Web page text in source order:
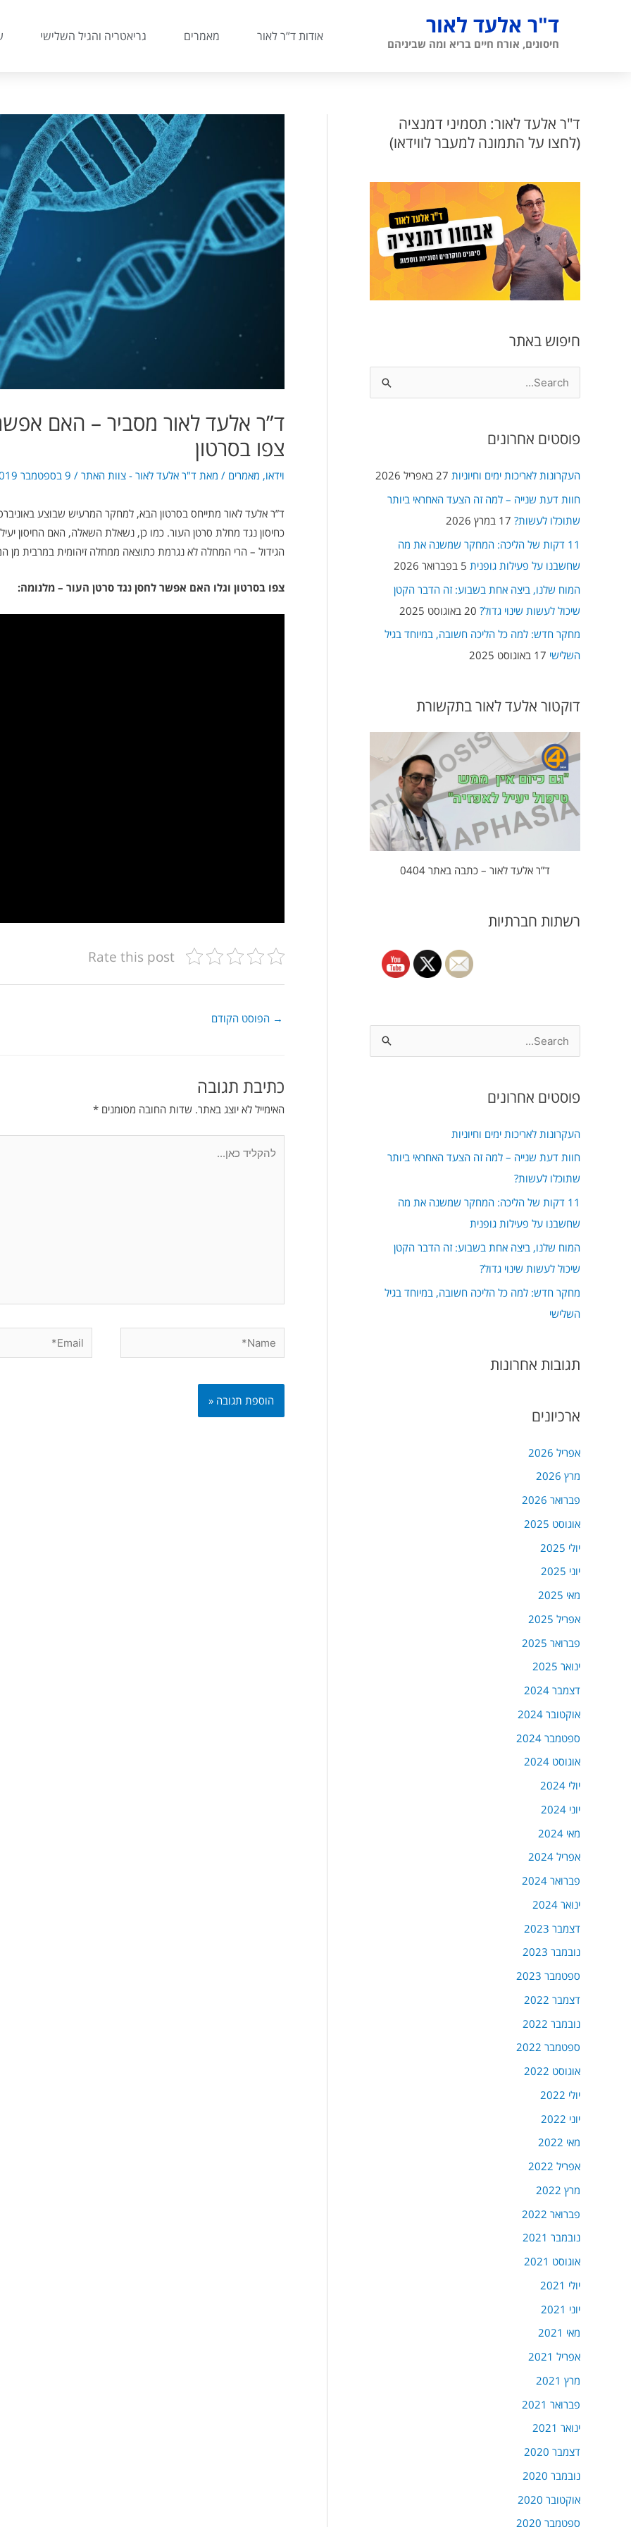
ד"ר אלעד לאור
חיסונים, אורח חיים בריא ומה שביניהם אודות ד”ר לאור מאמרים גריאטריה והגיל השלישי
ד"ר אלעד לאור: תסמיני דמנציה
(לחצו על התמונה למעבר לווידאו)
חיפוש באתר
r
c
פוסטים אחרונים
העקרונות לאריכות ימים וחיוניות 27 באפריל 2026
חוות דעת שנייה – למה זה הצעד האחראי ביותר
שתוכלו לעשות? 17 במרץ 2026
11 דקות של הליכה: המחקר שמשנה את מה
שחשבנו על פעילות גופנית 5 בפברואר 2026
המוח שלנו, ביצה אחת בשבוע: זה הדבר הקטן
שיכול לעשות שינוי גדול? 20 באוגוסט 2025
מחקר חדש: למה כל הליכה חשובה, במיוחד בגיל
השלישי 17 באוגוסט 2025
דוקטור אלעד לאור בתקשורת
ד”ר אלעד לאור – כתבה באתר 0404
רשתות חברתיות
r
c
פוסטים אחרונים
העקרונות לאריכות ימים וחיוניות
חוות דעת שנייה – למה זה הצעד האחראי ביותר
שתוכלו לעשות?
11 דקות של הליכה: המחקר שמשנה את מה
שחשבנו על פעילות גופנית
המוח שלנו, ביצה אחת בשבוע: זה הדבר הקטן
שיכול לעשות שינוי גדול?
מחקר חדש: למה כל הליכה חשובה, במיוחד בגיל
השלישי
תגובות אחרונות
ארכיונים
אפריל 2026
מרץ 2026
פברואר 2026
אוגוסט 2025
יולי 2025
יוני 2025
מאי 2025
אפריל 2025
פברואר 2025
ינואר 2025
דצמבר 2024
אוקטובר 2024
ספטמבר 2024
אוגוסט 2024
יולי 2024
יוני 2024
מאי 2024
אפריל 2024
פברואר 2024
ינואר 2024
דצמבר 2023
נובמבר 2023
ספטמבר 2023
דצמבר 2022
נובמבר 2022
ספטמבר 2022
אוגוסט 2022
יולי 2022
יוני 2022
מאי 2022
אפריל 2022
מרץ 2022
פברואר 2022
נובמבר 2021
אוגוסט 2021
יולי 2021
יוני 2021
מאי 2021
אפריל 2021
מרץ 2021
פברואר 2021
ינואר 2021
דצמבר 2020
נובמבר 2020
אוקטובר 2020
ספטמבר 2020
ד”ר אלעד לאור מסביר – האם
צפו בסרטון
וידאו, מאמרים / מאת ד"ר אלעד לאור - צוות האתר / 9 בספטמבר 2019
ד”ר אלעד לאור מתייחס בסרטון הבא, למחקר המרעיש שבוצע
כחיסון נגד מחלת סרטן העור. כמו כן, נשאלת השאלה, האם החיסון
הגידול – הרי המחלה לא נגרמת כתוצאה ממחלה זיהומית במרבית מן
צפו בסרטון וגלו האם אפשר לחסן נגד סרטן העור – מלנומה:
Rate this post
→ הפוסט הקודם
כתיבת תגובה
האימייל לא יוצג באתר. שדות החובה מסומנים *
Email*